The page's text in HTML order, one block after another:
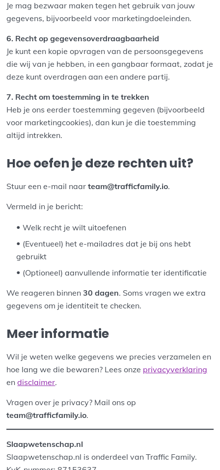
Je mag bezwaar maken tegen het gebruik van jouw
gegevens, bijvoorbeeld voor marketingdoeleinden.
6. Recht op gegevensoverdraagbaarheid
Je kunt een kopie opvragen van de persoonsgegevens
die wij van je hebben, in een gangbaar formaat, zodat je
deze kunt overdragen aan een andere partij.
7. Recht om toestemming in te trekken
Heb je ons eerder toestemming gegeven (bijvoorbeeld
voor marketingcookies), dan kun je die toestemming
altijd intrekken.
Hoe oefen je deze rechten uit?
Stuur een e-mail naarteam@trafficfamily.io.
Vermeld in je bericht:
Welk recht je wilt uitoefenen
(Eventueel) het e-mailadres dat je bij ons hebt
gebruikt
(Optioneel) aanvullende informatie ter identificatie
We reageren binnen30 dagen. Soms vragen we extra
gegevens om je identiteit te checken.
Meer informatie
Wil je weten welke gegevens we precies verzamelen en
hoe lang we die bewaren? Lees onze privacyverklaring
endisclaimer.
Vragen over je privacy? Mail ons op
team@trafficfamily.io.
Slaapwetenschap.nl
Slaapwetenschap.nl is onderdeel van Traffic Family.